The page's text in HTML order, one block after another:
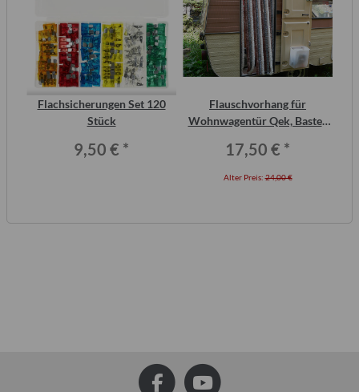
Flachsicherungen Set 120
Stück
9,50 € *
Flauschvorhang für
Wohnwagentür Qek, Bastei,
17,50 € *
Alter Preis:24,00 €